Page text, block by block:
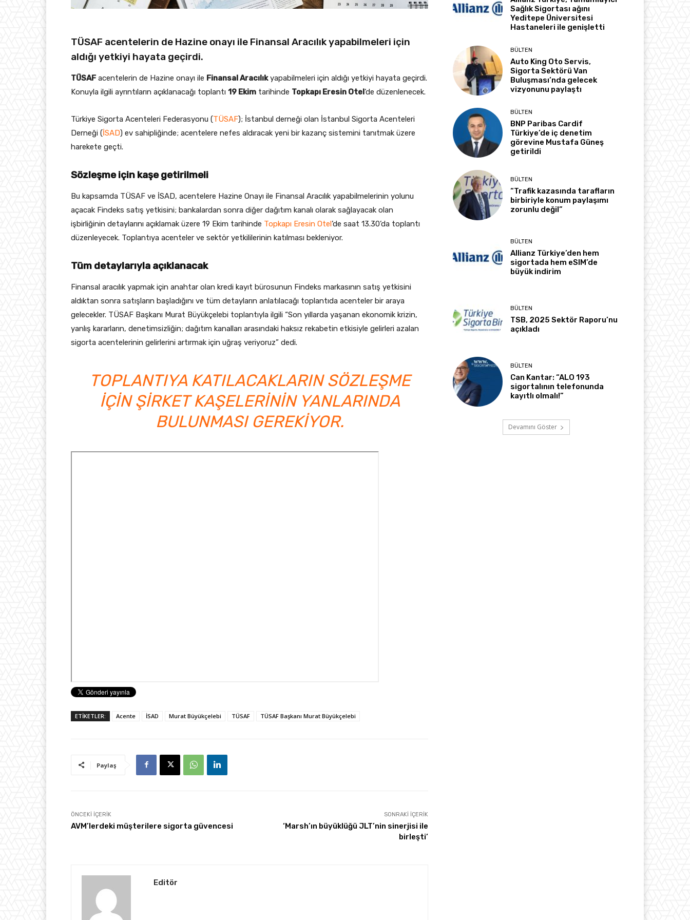
TÜSAF acentelerin de Hazine onayı ile Finansal Aracılık yapabilmeleri için
aldığı yetkiyi hayata geçirdi.
TÜSAFacentelerin de Hazine onayı ile Finansal Aracılıkyapabilmeleri için aldığı yetkiyi hayata geçirdi.
Konuyla ilgili ayrıntıların açıklanacağı toplantı 19 Ekim tarihinde Topkapı Eresin Otel’de düzenlenecek.
Türkiye Sigorta Acenteleri Federasyonu (TÜSAF); İstanbul derneği olan İstanbul Sigorta Acenteleri
Derneği (İSAD) ev sahipliğinde; acentelere nefes aldıracak yeni bir kazanç sistemini tanıtmak üzere
harekete geçti.
Sözleşme için kaşe getirilmeli
Bu kapsamda TÜSAF ve İSAD, acentelere Hazine Onayı ile Finansal Aracılık yapabilmelerinin yolunu
açacak Findeks satış yetkisini; bankalardan sonra diğer dağıtım kanalı olarak sağlayacak olan
işbirliğinin detaylarını açıklamak üzere 19 Ekim tarihinde Topkapı Eresin Otel’de saat 13.30’da toplantı
düzenleyecek. Toplantıya acenteler ve sektör yetkililerinin katılması bekleniyor.
Tüm detaylarıyla açıklanacak
Finansal aracılık yapmak için anahtar olan kredi kayıt bürosunun Findeks markasının satış yetkisini
aldıktan sonra satışların başladığını ve tüm detayların anlatılacağı toplantıda acenteler bir araya
gelecekler. TÜSAF Başkanı Murat Büyükçelebi toplantıyla ilgili “Son yıllarda yaşanan ekonomik krizin,
yanlış kararların, denetimsizliğin; dağıtım kanalları arasındaki haksız rekabetin etkisiyle gelirleri azalan
sigorta acentelerinin gelirlerini artırmak için uğraş veriyoruz” dedi.
TOPLANTIYA KATILACAKLARIN SÖZLEŞME
IÇIN ŞIRKET KAŞELERININ YANLARINDA
BULUNMASI GEREKIYOR.
ETİKETLER: Acente İSAD Murat Büyükçelebi TÜSAF TÜSAF Başkanı Murat Büyükçelebi
Paylaş
ÖNCEKI İÇERIK
AVM’lerdeki müşterilere sigorta güvencesi
SONRAKI İÇERIK
‘Marsh’ın büyüklüğü JLT’nin sinerjisi ile
birleşti’
Editör
Sağlık Sigortası ağını
Yeditepe Üniversitesi
Hastaneleri ile genişletti
BÜLTEN
Auto King Oto Servis,
Sigorta Sektörü Van
Buluşması’nda gelecek
vizyonunu paylaştı
BÜLTEN
BNP Paribas Cardif
Türkiye’de iç denetim
görevine Mustafa Güneş
getirildi
BÜLTEN
“Trafik kazasında tarafların
birbiriyle konum paylaşımı
zorunlu değil”
BÜLTEN
Allianz Türkiye’den hem
sigortada hem eSIM’de
büyük indirim
BÜLTEN
TSB, 2025 Sektör Raporu’nu
açıkladı
BÜLTEN
Can Kantar: “ALO 193
sigortalının telefonunda
kayıtlı olmalı!”
Devamını Göster